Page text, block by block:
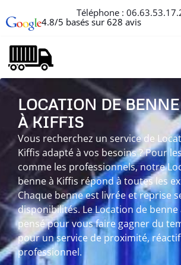
Téléphone :
4.8/5 basés sur 628 avis
LOCATION DE BENNE
À KIFFIS
Vous recherchez un service de
Kiffis adapté à vos besoins ? Pour
comme les professionnels, notre
benne à Kiffis répond à toutes les
Chaque benne est livrée et reprise
disponibilités. Le Location de benne
pensé pour vous faire gagner du
pour un service de proximité,
professionnel.